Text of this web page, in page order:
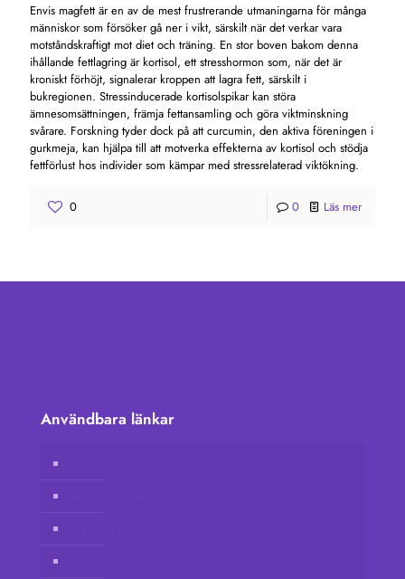
Envis magfett är en av de mest frustrerande utmaningarna för många
människor som försöker gå ner i vikt, särskilt när det verkar vara
motståndskraftigt mot diet och träning. En stor boven bakom denna
ihållande fettlagring är kortisol, ett stresshormon som, när det är
kroniskt förhöjt, signalerar kroppen att lagra fett, särskilt i
bukregionen. Stressinducerade kortisolspikar kan störa
ämnesomsättningen, främja fettansamling och göra viktminskning
svårare. Forskning tyder dock på att curcumin, den aktiva föreningen i
gurkmeja, kan hjälpa till att motverka effekterna av kortisol och stödja
fettförlust hos individer som kämpar med stressrelaterad viktökning.
0 0 Läs mer
Användbara länkar